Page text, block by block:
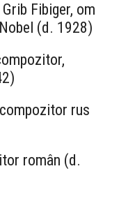
Fibiger, om
(d. 1928)
rus
român (d.